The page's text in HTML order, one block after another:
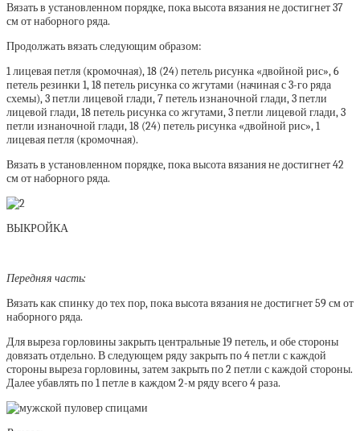
Вязать в установленном порядке, пока высота вязания не достигнет 37
см от наборного ряда.
Продолжать вязать следующим образом:
1 лицевая петля (кромочная), 18 (24) петель рисунка «двойной рис», 6
петель резинки 1, 18 петель рисунка со жгутами (начиная с 3-го ряда
схемы), 3 петли лицевой глади, 7 петель изнаночной глади, 3 петли
лицевой глади, 18 петель рисунка со жгутами, 3 петли лицевой глади, 3
петли изнаночной глади, 18 (24) петель рисунка «двойной рис», 1
лицевая петля (кромочная).
Вязать в установленном порядке, пока высота вязания не достигнет 42
см от наборного ряда.
ВЫКРОЙКА
Передняя часть:
Вязать как спинку до тех пор, пока высота вязания не достигнет 59 см от
наборного ряда.
Для выреза горловины закрыть центральные 19 петель, и обе стороны
довязать отдельно. В следующем ряду закрыть по 4 петли с каждой
стороны выреза горловины, затем закрыть по 2 петли с каждой стороны.
Далее убавлять по 1 петле в каждом 2-м ряду всего 4 раза.